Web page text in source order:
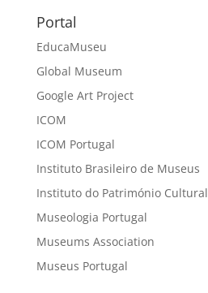
Portal
EducaMuseu
Global Museum
Google Art Project
ICOM
ICOM Portugal
Instituto Brasileiro de Museus
Instituto do Património Cultural
Museologia Portugal
Museums Association
Museus Portugal